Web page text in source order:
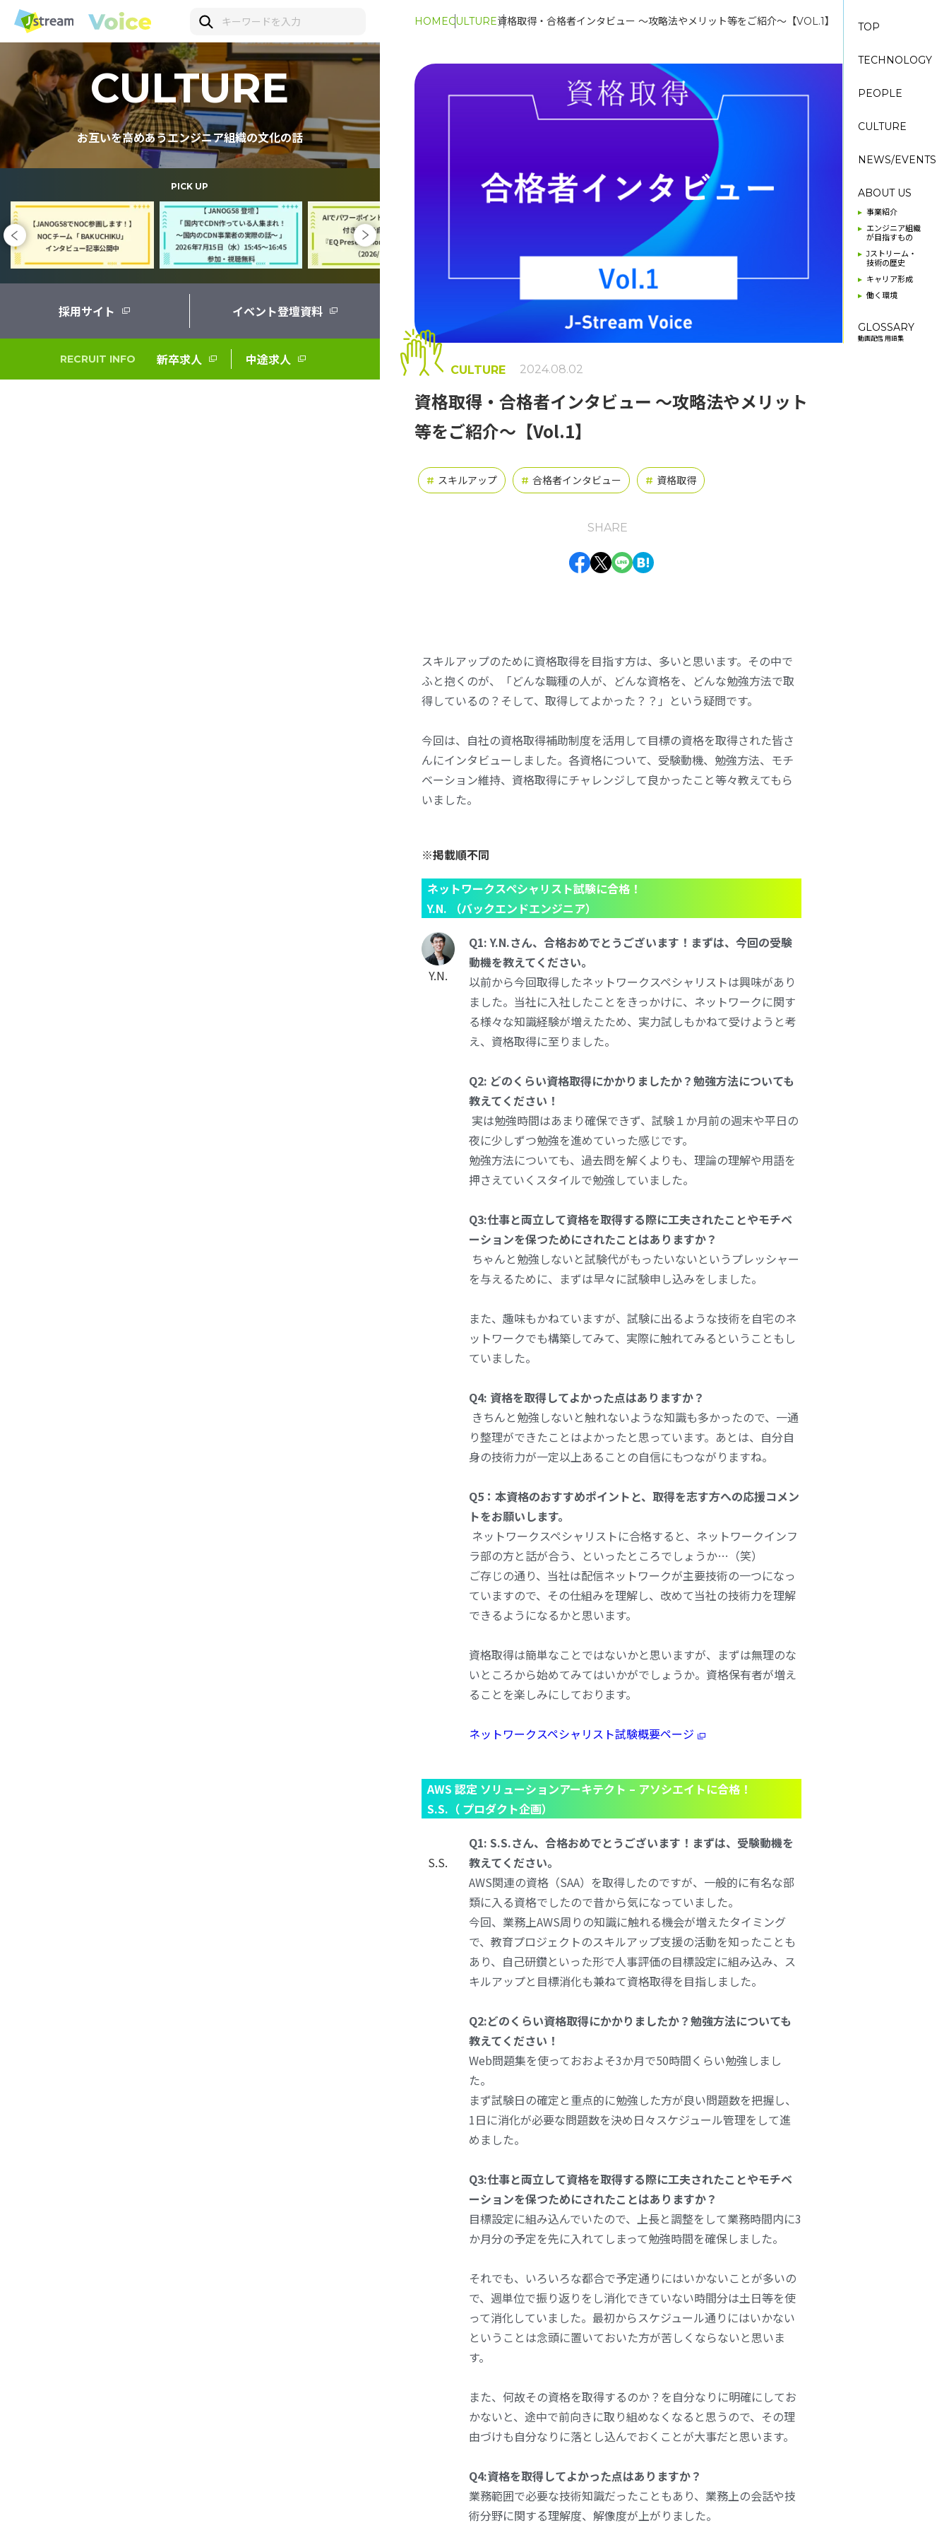
CULTURE
お互いを高めあうエンジニア組織の文化の話
PICK UP
採用サイト イベント登壇資料
RECRUIT INFO 新卒求人 中途求人
HOMECULTURE資格取得・合格者インタビュー ～攻略法やメリット等をご紹介～【VOL.1】
CULTURE 2024.08.02
資格取得・合格者インタビュー ～攻略法やメリット
等をご紹介～【Vol.1】
# スキルアップ # 合格者インタビュー # 資格取得
SHARE
Facebook
Twitter
LineHatena
スキルアップのために資格取得を目指す方は、 多いと思います。その中で
ふと抱くのが、
「どんな職種の人が、どんな資格を、どんな勉強方法で取
得しているの？そして、取得してよかった？？」という疑問です。
今回は、自社の資格取得補助制度を活用して目標の資格を取得された皆さ
んにインタビューしました。各資格について、受験動機、勉強方法、モチ
ベーション維持、資格取得にチャレンジして良かったこと等々教えてもら
いました。
※掲載順不同
ネットワークスペシャリスト試験に合格！
Y.N. （バックエンドエンジニア）
Y.N.
Q1: Y.N.さん、合格おめでとうございます！まずは、今回の受験
動機を教えてください。
以前から今回取得したネットワークスペシャリストは興味があり
ました。当社に入社したことをきっかけに、ネットワークに関す
る様々な知識経験が増えたため、実力試しもかねて受けようと考
え、資格取得に至りました。
Q2: どのくらい資格取得にかかりましたか？勉強方法についても
教えてください！
実は勉強時間はあまり確保できず、試験１か月前の週末や平日の
夜に少しずつ勉強を進めていった感じです。
勉強方法についても、過去問を解くよりも、理論の理解や用語を
押さえていくスタイルで勉強していました。
Q3:仕事と両立して資格を取得する際に工夫されたことやモチベ
ーションを保つためにされたことはありますか？
ちゃんと勉強しないと試験代がもったいないというプレッシャー
を与えるために、まずは早々に試験申し込みをしました。
また、趣味もかねていますが、試験に出るような技術を自宅のネ
ットワークでも構築してみて、実際に触れてみるということもし
ていました。
Q4: 資格を取得してよかった点はありますか？
きちんと勉強しないと触れないような知識も多かったので、一通
り整理ができたことはよかったと思っています。あとは、自分自
身の技術力が一定以上あることの自信にもつながりますね。
Q5：本資格のおすすめポイントと、取得を志す方への応援コメン
トをお願いします。
ネットワークスペシャリストに合格すると、ネットワークインフ
ラ部の方と話が合う、といったところでしょうか…（笑）
ご存じの通り、当社は配信ネットワークが主要技術の一つになっ
ていますので、その仕組みを理解し、改めて当社の技術力を理解
できるようになるかと思います。
資格取得は簡単なことではないかと思いますが、まずは無理のな
いところから始めてみてはいかがでしょうか。資格保有者が増え
ることを楽しみにしております。
ネットワークスペシャリスト試験概要ページ
AWS 認定 ソリューションアーキテクト – アソシエイトに合格！
S.S.（ プロダクト企画）
S.S.
Q1: S.S.さん、合格おめでとうございます！まずは、 受験動機を
教えてください。
AWS関連の資格（SAA）を取得したのですが、一般的に有名な部
類に入る資格でしたので昔から気になっていました。
今回、業務上AWS周りの知識に触れる機会が増えたタイミング
で、教育プロジェクトのスキルアップ支援の活動を知ったことも
あり、自己研鑽といった形で人事評価の目標設定に組み込み、ス
キルアップと目標消化も兼ねて資格取得を目指しました。
Q2:どのくらい資格取得にかかりましたか？勉強方法についても
教えてください！
Web問題集を使っておおよそ3か月で50時間くらい勉強しまし
た。
まず試験日の確定と重点的に勉強した方が良い問題数を把握し、
1日に消化が必要な問題数を決め日々スケジュール管理をして進
めました。
Q3:仕事と両立して資格を取得する際に工夫されたことやモチベ
ーションを保つためにされたことはありますか？
目標設定に組み込んでいたので、上長と調整をして業務時間内に3
か月分の予定を先に入れてしまって勉強時間を確保しました。
それでも、いろいろな都合で予定通りにはいかないことが多いの
で、週単位で振り返りをし消化できていない時間分は土日等を使
って消化していました。最初からスケジュール通りにはいかない
ということは念頭に置いておいた方が苦しくならないと思いま
す。
また、何故その資格を取得するのか？を自分なりに明確にしてお
かないと、途中で前向きに取り組めなくなると思うので、その理
由づけも自分なりに落とし込んでおくことが大事だと思います。
Q4:資格を取得してよかった点はありますか？
業務範囲で必要な技術知識だったこともあり、業務上の会話や技
術分野に関する理解度、解像度が上がりました。
TOP
TECHNOLOGY
PEOPLE
CULTURE
NEWS/EVENTS
ABOUT US
事業紹介
エンジニア組織
が目指すもの
Jストリーム・
技術の歴史
キャリア形成
働く環境
GLOSSARY
動画配信 用語集